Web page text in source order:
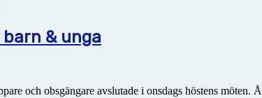
& unga
och obsgängare avslutade i onsdags höstens